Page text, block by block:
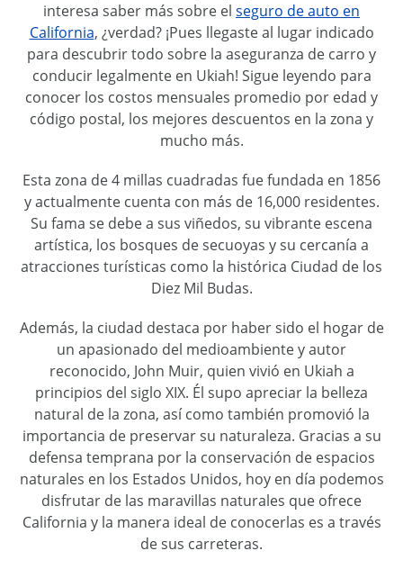
interesa saber más sobre el seguro de auto en
California, ¿verdad? ¡Pues llegaste al lugar indicado
para descubrir todo sobre la aseguranza de carro y
conducir legalmente en Ukiah! Sigue leyendo para
conocer los costos mensuales promedio por edad y
código postal, los mejores descuentos en la zona y
mucho más.
Esta zona de 4 millas cuadradas fue fundada en 1856
y actualmente cuenta con más de 16,000 residentes.
Su fama se debe a sus viñedos, su vibrante escena
artística, los bosques de secuoyas y su cercanía a
atracciones turísticas como la histórica Ciudad de los
Diez Mil Budas.
Además, la ciudad destaca por haber sido el hogar de
un apasionado del medioambiente y autor
reconocido, John Muir, quien vivió en Ukiah a
principios del siglo XIX. Él supo apreciar la belleza
natural de la zona, así como también promovió la
importancia de preservar su naturaleza. Gracias a su
defensa temprana por la conservación de espacios
naturales en los Estados Unidos, hoy en día podemos
disfrutar de las maravillas naturales que ofrece
California y la manera ideal de conocerlas es a través
de sus carreteras.